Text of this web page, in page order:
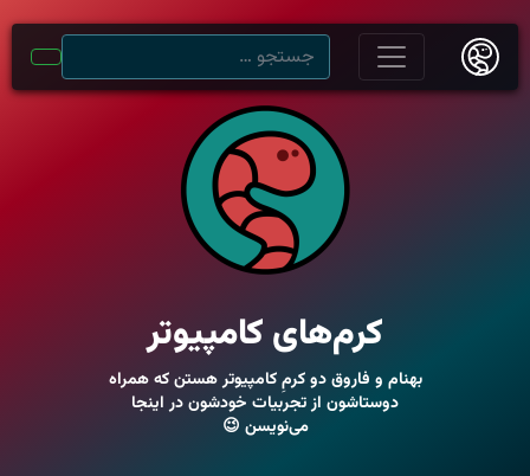
کرم‌های کامپیوتر
بهنام و فاروق دو کرمِ کامپیوتر هستن که همراه
دوستاشون از تجربیات خودشون در اینجا
می‌نویسن 😉